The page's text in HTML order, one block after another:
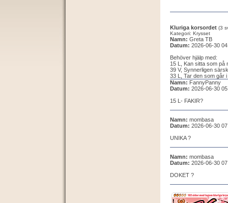
Kluriga korsordet (3
Kategori: Krysset
Namn: Greta TB
Datum: 2026-06-30
Behöver hjälp med:
15 L, Kan sitta som på
39 V, Synnerligen
33 L, Tar den som går
Namn: FannyPanny
Datum: 2026-06-30
15 L- FAKIR?
Namn: mombasa
Datum: 2026-06-30
UNIKA ?
Namn: mombasa
Datum: 2026-06-30
DOKET ?